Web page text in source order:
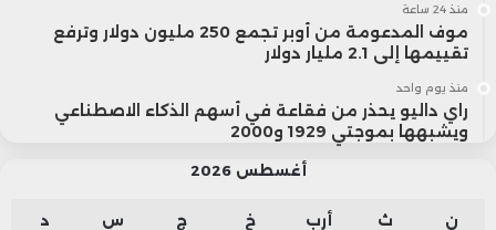
منذ 24 ساعة
موف المدعومة من أوبر تجمع 250 مليون دولار وترفع
تقييمها إلى 2.1 مليار دولار
منذ يوم واحد
راي داليو يحذر من فقاعة في أسهم الذكاء الاصطناعي
ويشبهها بموجتي 1929 و2000
أغسطس 2026
ن ث أرب خ ج س د